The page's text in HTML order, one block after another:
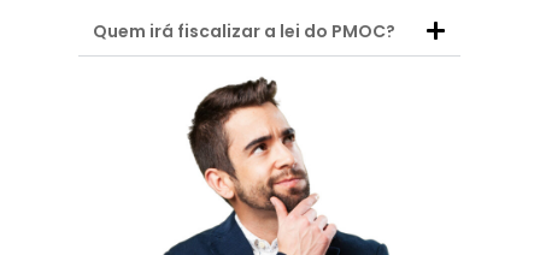
Quem irá fiscalizar a lei do PMOC?